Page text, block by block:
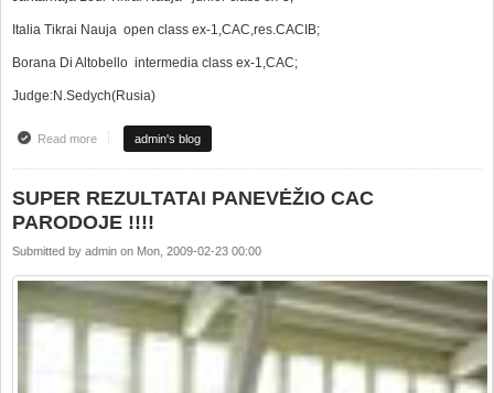
Italia Tikrai Nauja open class ex-1,CAC,res.CACIB;
Borana Di Altobello intermedia class ex-1,CAC;
Judge:N.Sedych(Rusia)
Read moreabout CACIB "WINNER OF LITHUANIA 2009"
admin's blog
SUPER REZULTATAI PANEVĖŽIO CAC
PARODOJE !!!!
Submitted by admin on Mon, 2009-02-23 00:00